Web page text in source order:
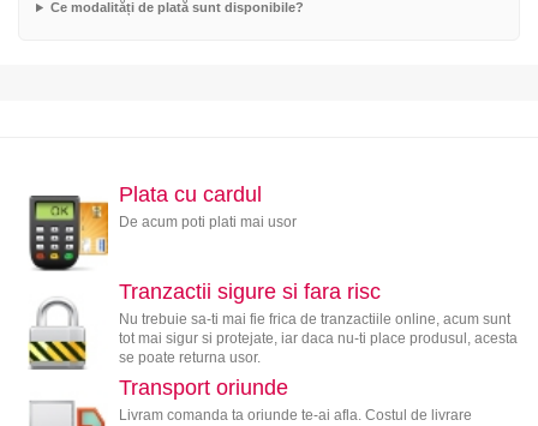
Ce modalități de plată sunt disponibile?
Plata cu cardul
De acum poti plati mai usor
Tranzactii sigure si fara risc
Nu trebuie sa-ti mai fie frica de tranzactiile online, acum sunt
tot mai sigur si protejate, iar daca nu-ti place produsul, acesta
se poate returna usor.
Transport oriunde
Livram comanda ta oriunde te-ai afla. Costul de livrare